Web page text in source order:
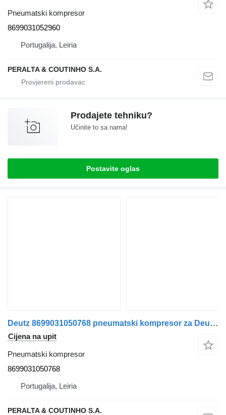
Pneumatski kompresor
8699031052960
Portugalija, Leiria
PERALTA & COUTINHO S.A.
Prodajete tehniku?
Učinite to sa nama!
Postavite oglas
Deutz 8699031050768 pneumatski kompresor za Deutz kamiona
Cijena na upit
Pneumatski kompresor
8699031050768
Portugalija, Leiria
PERALTA & COUTINHO S.A.